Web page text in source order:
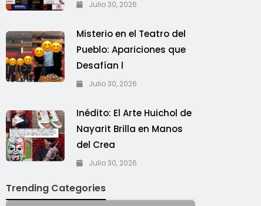
Julio 30, 2026
Misterio en el Teatro del
Pueblo: Apariciones que
Desafían l
Julio 30, 2026
Inédito: El Arte Huichol de
Nayarit Brilla en Manos
del Crea
Julio 30, 2026
Trending Categories